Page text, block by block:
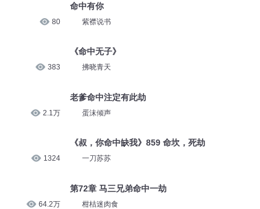
80
383
2.1万
1324
64.2万
命中有你
紫襟说书
《命中无子》
拂晓青天
老爹命中注定有此劫
蛋沫倾声
《叔，你命中缺我》859 命坎，死劫
一刀苏苏
第72章 马三兄弟命中一劫
柑桔迷肉食